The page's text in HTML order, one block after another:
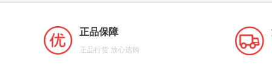
正品保障
正品行货 放心选购